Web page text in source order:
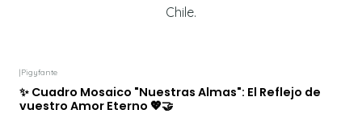
Chile.
|Pigyfante
✨ Cuadro Mosaico "Nuestras Almas": El Reflejo de
vuestro Amor Eterno 💖🤝